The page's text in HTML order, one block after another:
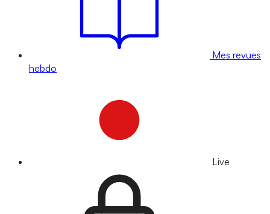
Mes revues
hebdo
Live